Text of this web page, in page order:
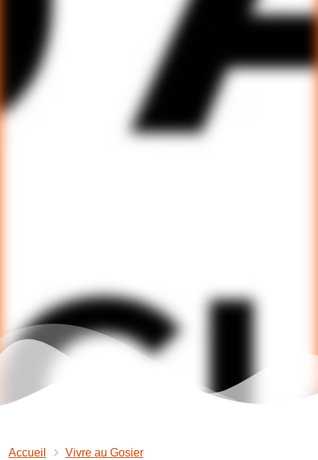
Accueil
Vivre au Gosier